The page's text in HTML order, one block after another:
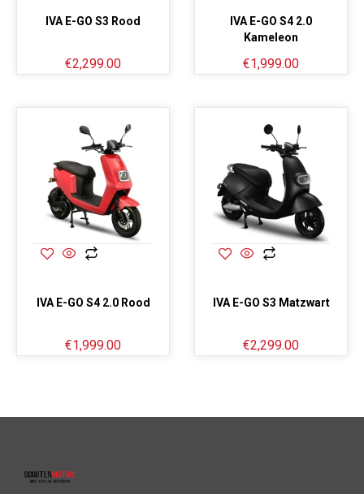
IVA E-GO S3 Rood
€2,299.00
IVA E-GO S4 2.0
Kameleon
€1,999.00
IVA E-GO S4 2.0 Rood
€1,999.00
IVA E-GO S3 Matzwart
€2,299.00